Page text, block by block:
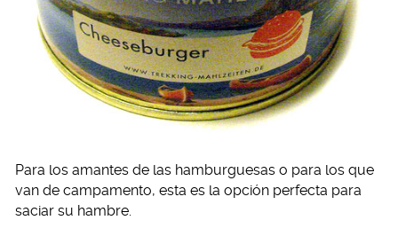
Para los amantes de las hamburguesas o para los que
van de campamento, esta es la opción perfecta para
saciar su hambre.